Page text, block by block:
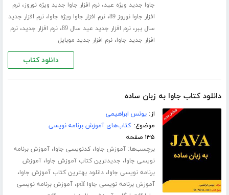
جاوا جدید ویژه عید،نرم افزار جاوا جدید ویژه نوروز،نرم
افزار جاوا نوروز 89
،نرم افزار جاوا ویژه جاوا،نرم افزار جدید
سال ببر،نرم افزار جدید عید سال 89 ،نرم افزار جدید،نرم
افزار جدید جاوا،نرم افزار جدید موبایل
دانلود کتاب
دانلود کتاب جاوا به زبان ساده
از:یونس ابراهیمی
موضوع:کتاب‌های آموزش برنامه نویسی
۱۳۵ صفحه
برچسب‌ها:آموزش جاوا،کدنویسی جاوا،آموزش برنامه
نویسی جاوا، جدیدترین کتاب آموزش جاوا،آموزش
برنامه نویسی جاوا،دانلود بهترین کتاب آموزش جاوا،
آموزش برنامه نویسی جاوا pdf ،آموزش برنامه نویسی